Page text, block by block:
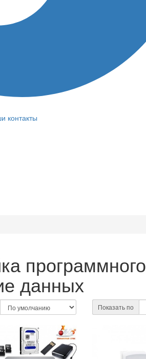
контакты
программного
данных
Показать по